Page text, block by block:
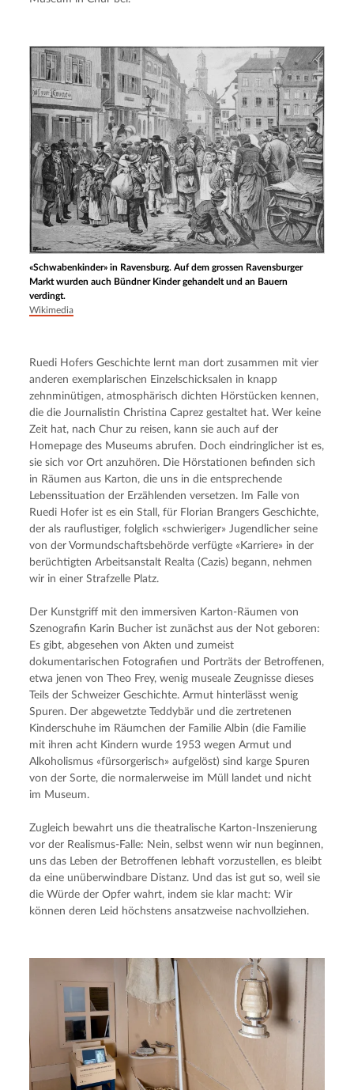
«Schwabenkinder» in Ravensburg. Auf dem grossen Ravensburger
Markt wurden auch Bündner Kinder gehandelt und an Bauern
verdingt.
Wikimedia
Ruedi Hofers Geschichte lernt man dort zusammen mit vier
anderen exemplarischen Einzelschicksalen in knapp
zehnminütigen, atmosphärisch dichten Hörstücken kennen,
die die Journalistin Christina Caprez gestaltet hat. Wer keine
Zeit hat, nach Chur zu reisen, kann sie auch auf der
Homepage des Museums abrufen. Doch eindringlicher ist es,
sie sich vor Ort anzuhören. Die Hörstationen befinden sich
in Räumen aus Karton, die uns in die entsprechende
Lebenssituation der Erzählenden versetzen. Im Falle von
Ruedi Hofer ist es ein Stall, für Florian Brangers Geschichte,
der als rauflustiger, folglich «schwieriger» Jugendlicher seine
von der Vormundschaftsbehörde verfügte «Karriere» in der
berüchtigten Arbeitsanstalt Realta (Cazis) begann, nehmen
wir in einer Strafzelle Platz.
Der Kunstgriff mit den immersiven Karton-Räumen von
Szenografin Karin Bucher ist zunächst aus der Not geboren:
Es gibt, abgesehen von Akten und zumeist
dokumentarischen Fotografien und Porträts der Betroffenen,
etwa jenen von Theo Frey, wenig museale Zeugnisse dieses
Teils der Schweizer Geschichte. Armut hinterlässt wenig
Spuren. Der abgewetzte Teddybär und die zertretenen
Kinderschuhe im Räumchen der Familie Albin (die Familie
mit ihren acht Kindern wurde 1953 wegen Armut und
Alkoholismus «fürsorgerisch» aufgelöst) sind karge Spuren
von der Sorte, die normalerweise im Müll landet und nicht
im Museum.
Zugleich bewahrt uns die theatralische Karton-Inszenierung
vor der Realismus-Falle: Nein, selbst wenn wir nun beginnen,
uns das Leben der Betroffenen lebhaft vorzustellen, es bleibt
da eine unüberwindbare Distanz. Und das ist gut so, weil sie
die Würde der Opfer wahrt, indem sie klar macht: Wir
können deren Leid höchstens ansatzweise nachvollziehen.